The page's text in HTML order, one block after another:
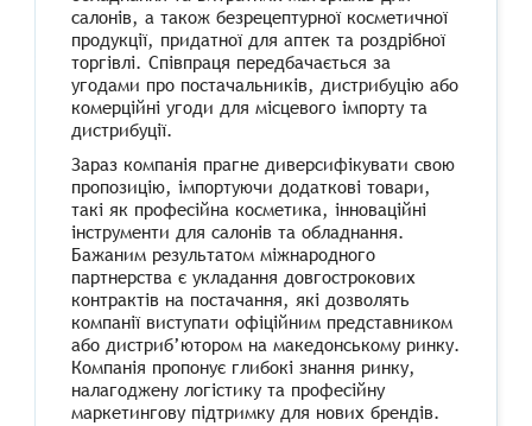
салонів, а також безрецептурної косметичної
продукції, придатної для аптек та роздрібної
торгівлі. Співпраця передбачається за
угодами про постачальників, дистрибуцію або
комерційні угоди для місцевого імпорту та
дистрибуції.
Зараз компанія прагне диверсифікувати свою
пропозицію, імпортуючи додаткові товари,
такі як професійна косметика, інноваційні
інструменти для салонів та обладнання.
Бажаним результатом міжнародного
партнерства є укладання довгострокових
контрактів на постачання, які дозволять
компанії виступати офіційним представником
або дистриб’ютором на македонському ринку.
Компанія пропонує глибокі знання ринку,
налагоджену логістику та професійну
маркетингову підтримку для нових брендів.